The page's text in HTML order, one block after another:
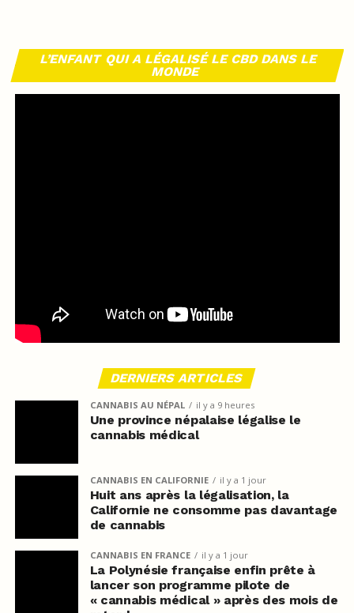
L’ENFANT QUI A LÉGALISÉ LE CBD DANS LE
MONDE
DERNIERS ARTICLES
CANNABIS AU NÉPAL il y a 9 heures
Une province népalaise légalise le
cannabis médical
CANNABIS EN CALIFORNIE il y a 1 jour
Huit ans après la légalisation, la
Californie ne consomme pas davantage
de cannabis
CANNABIS EN FRANCE il y a 1 jour
La Polynésie française enfin prête à
lancer son programme pilote de
« cannabis médical » après des mois de